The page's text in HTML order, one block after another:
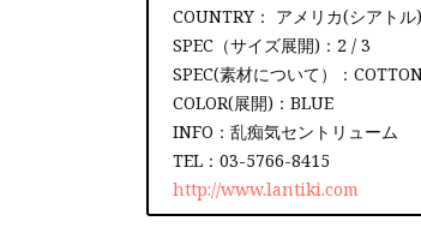
COUNTRY： アメリカ(シアトル)
SPEC（サイズ展開)：2 / 3
SPEC(素材について）：
COLOR(展開)：BLUE
INFO：乱痴気セントリューム
TEL：03-5766-8415
http://www.lantiki.com